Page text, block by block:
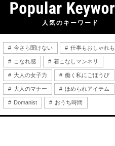
人気のキーワード
今さら聞けない 仕事もおしゃれも
こなれ感 着こなしマンネリ
大人の女子力 働く私にごほうび
大人のマナー ほめられアイテム
Domanist おうち時間